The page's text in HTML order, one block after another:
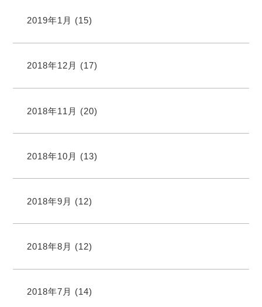
2019年1月 (15)
2018年12月 (17)
2018年11月 (20)
2018年10月 (13)
2018年9月 (12)
2018年8月 (12)
2018年7月 (14)